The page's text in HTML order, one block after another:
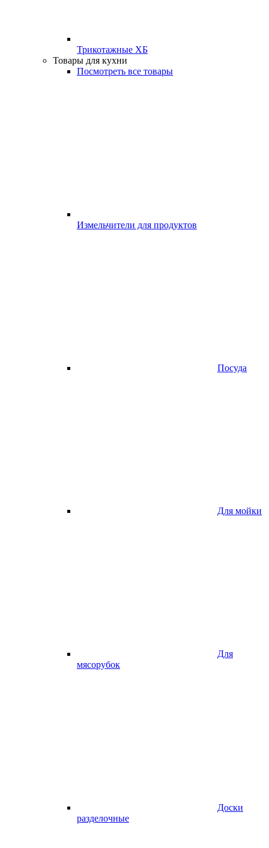
Трикотажные ХБ
Товары для кухни
Посмотреть все товары
Измельчители для продуктов
Посуда
Для мойки
Для
мясорубок
Доски
разделочные